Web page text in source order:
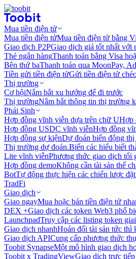
Mua tiền điện tử
Mua tiền điện tửMua tiền điện tử bằng
Giao dịch P2PGiao dịch giá tốt nhất với
Thẻ ngân hàngThanh toán bằng Visa
Bên thứ baThanh toán qua MoonPay,
Tiền gửi tiền điện tửGửi tiền điện tử
Thị trường
Cơ hộiNắm bắt xu hướng để đi trước
Thị trườngNắm bắt thông tin thị trường
Phái Sinh
Hợp đồng vĩnh viễn dựa trên chữ UHợp
Hợp đồng USDC vĩnh viễnHợp đồng
Hợp đồng sự kiệnDự đoán biến động
Thị trường dự đoán.Biến các hiểu biết
Lite vĩnh viễnPhương thức giao dịch tối
Hợp đồng demoKhông cần tài sản thế
BotTự động thực hiện các chiến lược
TradFi
Giao dịch
Giao ngayMua hoặc bán tiền điện tử
DEX +Giao dịch các token Web3 phổ
LaunchpadTruy cập các listing token
Giao dịch nhanhHoán đổi tài sản tức thì
Giao dịch APICung cấp phương thức
Toobit SynapseMột mô hình giao dịch
Toobit x TradingViewGiao dịch trực